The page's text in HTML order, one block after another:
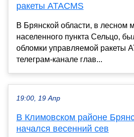
ракеты ATACMS
В Брянской области, в лесном
населенного пункта Сельцо,
обломки управляемой ракеты
телеграм-канале глав...
19:00, 19 Апр
В Климовском районе
начался весенний сев